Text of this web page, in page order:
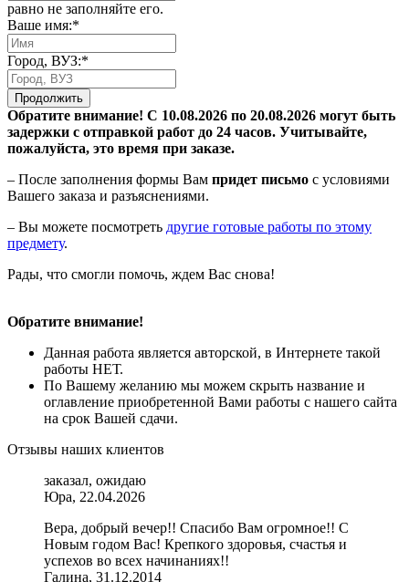
равно не заполняйте его.
Ваше имя:*
Город, ВУЗ:*
Продолжить
Обратите внимание! С 10.08.2026 по 20.08.2026 могут быть
задержки с отправкой работ до 24 часов. Учитывайте,
пожалуйста, это время при заказе.
– После заполнения формы Вам придет письмо с условиями
Вашего заказа и разъяснениями.
– Вы можете посмотреть другие готовые работы по этому
предмету.
Рады, что смогли помочь, ждем Вас снова!
Обратите внимание!
Данная работа является авторской, в Интернете такой
работы НЕТ.
По Вашему желанию мы можем скрыть название и
оглавление приобретенной Вами работы с нашего сайта
на срок Вашей сдачи.
Отзывы наших клиентов
заказал, ожидаю
Юра, 22.04.2026
Вера, добрый вечер!! Спасибо Вам огромное!! С
Новым годом Вас! Крепкого здоровья, счастья и
успехов во всех начинаниях!!
Галина, 31.12.2014